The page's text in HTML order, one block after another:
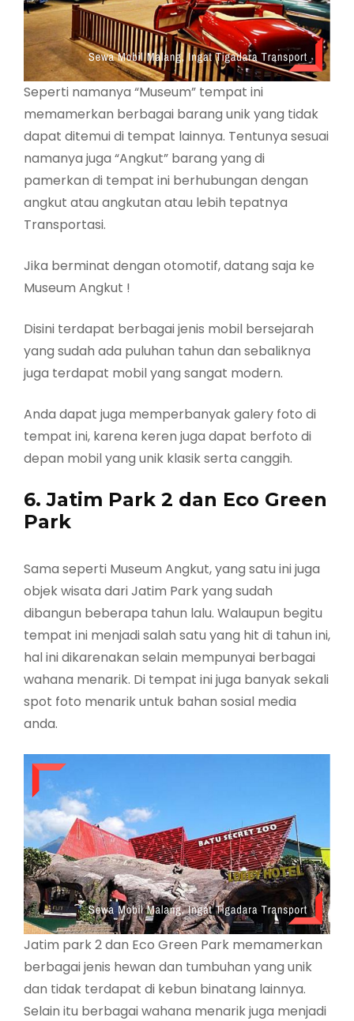
Seperti namanya “Museum” tempat ini
memamerkan berbagai barang unik yang tidak
dapat ditemui di tempat lainnya. Tentunya sesuai
namanya juga “Angkut” barang yang di
pamerkan di tempat ini berhubungan dengan
angkut atau angkutan atau lebih tepatnya
Transportasi.
Jika berminat dengan otomotif, datang saja ke
Museum Angkut !
Disini terdapat berbagai jenis mobil bersejarah
yang sudah ada puluhan tahun dan sebaliknya
juga terdapat mobil yang sangat modern.
Anda dapat juga memperbanyak galery foto di
tempat ini, karena keren juga dapat berfoto di
depan mobil yang unik klasik serta canggih.
6. Jatim Park 2 dan Eco Green
Park
Sama seperti Museum Angkut, yang satu ini juga
objek wisata dari Jatim Park yang sudah
dibangun beberapa tahun lalu. Walaupun begitu
tempat ini menjadi salah satu yang hit di tahun ini,
hal ini dikarenakan selain mempunyai berbagai
wahana menarik. Di tempat ini juga banyak sekali
spot foto menarik untuk bahan sosial media
anda.
Jatim park 2 dan Eco Green Park memamerkan
berbagai jenis hewan dan tumbuhan yang unik
dan tidak terdapat di kebun binatang lainnya.
Selain itu berbagai wahana menarik juga menjadi